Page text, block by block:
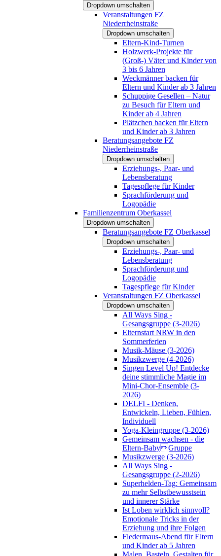
Dropdown umschalten
Veranstaltungen FZ
Niederrheinstraße
Dropdown umschalten
Eltern-Kind-Turnen
Holzwerk-Projekte für
(Groß-) Väter und Kinder von
3 bis 6 Jahren
Weckmänner backen für
Eltern und Kinder ab 3 Jahren
Schuppige Gesellen – Natur
zu Besuch für Eltern und
Kinder ab 4 Jahren
Plätzchen backen für Eltern
und Kinder ab 3 Jahren
Beratungsangebote FZ
Niederrheinstraße
Dropdown umschalten
Erziehungs-, Paar- und
Lebensberatung
Tagespflege für Kinder
Sprachförderung und
Logopädie
Familienzentrum Oberkassel
Dropdown umschalten
Beratungsangebote FZ Oberkassel
Dropdown umschalten
Erziehungs-, Paar- und
Lebensberatung
Sprachförderung und
Logopädie
Tagespflege für Kinder
Veranstaltungen FZ Oberkassel
Dropdown umschalten
All Ways Sing -
Gesangsgruppe (3-2026)
Elternstart NRW in den
Sommerferien
Musik-Mäuse (3-2026)
Musikzwerge (4-2026)
Singen Level Up! Entdecke
deine stimmliche Magie im
Mini-Chor-Ensemble (3-
2026)
DELFI - Denken,
Entwickeln, Lieben, Fühlen,
Individuell
Yoga-Kleingruppe (3-2026)
Gemeinsam wachsen - die
Eltern-BabyGruppe
Musikzwerge (3-2026)
All Ways Sing -
Gesangsgruppe (2-2026)
Superhelden-Tag: Gemeinsam
zu mehr Selbstbewusstsein
und innerer Stärke
Ist Loben wirklich sinnvoll?
Emotionale Tricks in der
Erziehung und ihre Folgen
Fledermaus-Abend für Eltern
und Kinder ab 5 Jahren
Malen, Basteln, Gestalten für